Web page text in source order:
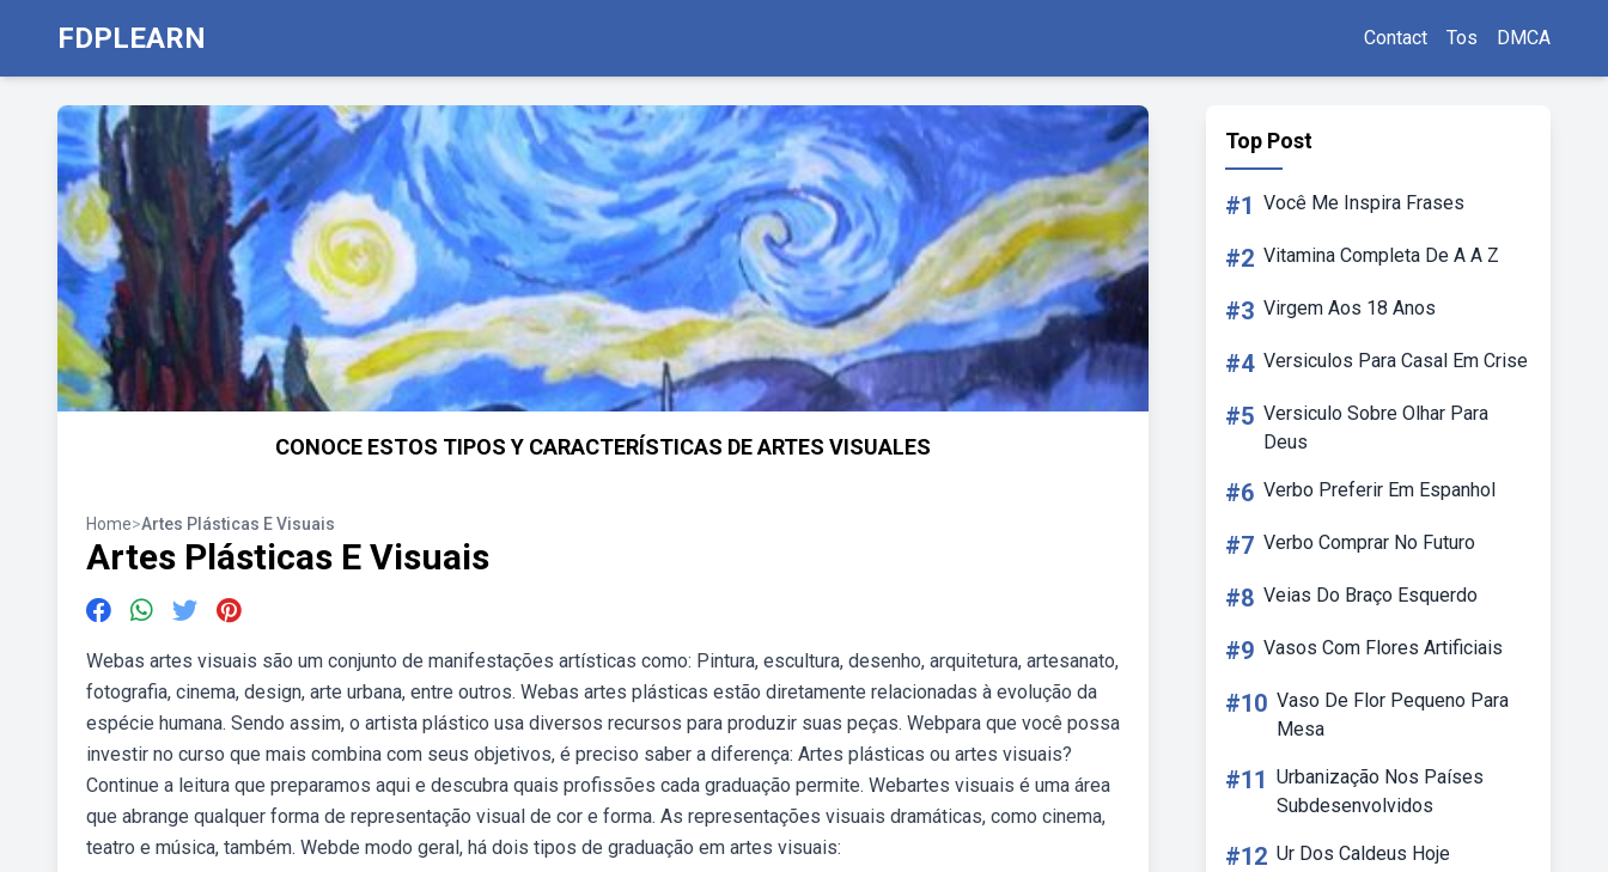
FDPLEARN Contact Tos DMCA
CONOCE ESTOS TIPOS Y CARACTERÍSTICAS DE ARTES VISUALES
Home>Artes Plásticas E Visuais
Artes Plásticas E Visuais
Webas artes visuais são um conjunto de manifestações artísticas como: Pintura, escultura, desenho, arquitetura, artesanato,
fotografia, cinema, design, arte urbana, entre outros. Webas artes plásticas estão diretamente relacionadas à evolução da
espécie humana. Sendo assim, o artista plástico usa diversos recursos para produzir suas peças. Webpara que você possa
investir no curso que mais combina com seus objetivos, é preciso saber a diferença: Artes plásticas ou artes visuais?
Continue a leitura que preparamos aqui e descubra quais profissões cada graduação permite. Webartes visuais é uma área
que abrange qualquer forma de representação visual de cor e forma. As representações visuais dramáticas, como cinema,
teatro e música, também. Webde modo geral, há dois tipos de graduação em artes visuais:
Top Post
#1 Você Me Inspira Frases
#2 Vitamina Completa De A A Z
#3 Virgem Aos 18 Anos
#4 Versiculos Para Casal Em Crise
#5 Versiculo Sobre Olhar Para
Deus
#6 Verbo Preferir Em Espanhol
#7 Verbo Comprar No Futuro
#8 Veias Do Braço Esquerdo
#9 Vasos Com Flores Artificiais
#10 Vaso De Flor Pequeno Para
Mesa
#11 Urbanização Nos Países
Subdesenvolvidos
#12 Ur Dos Caldeus Hoje